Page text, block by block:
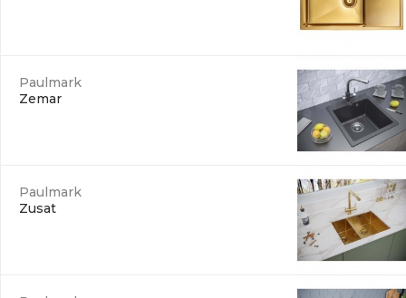
Paulmark
Zemar
Paulmark
Zusat